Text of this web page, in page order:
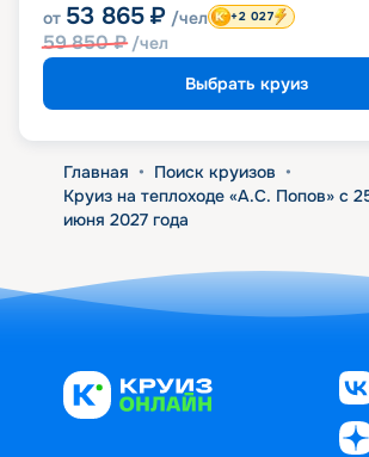
от 53 865 ₽ /чел
59 850₽ /чел
+2 027
Выбрать круиз
Главная • Поиск круизов •
Круиз на теплоходе «А.С. Попов» с
июня 2027 года